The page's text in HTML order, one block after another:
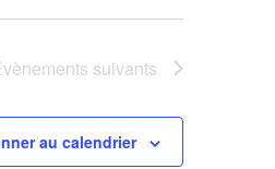
suivants
au calendrier